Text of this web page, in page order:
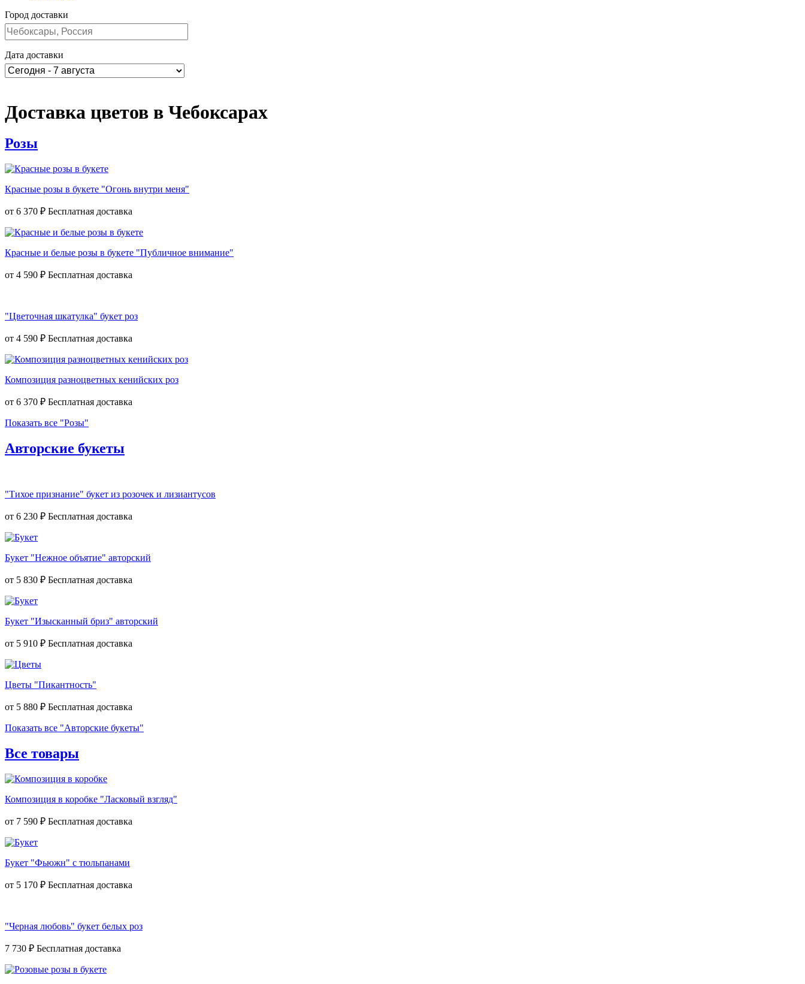
Город доставки
Дата доставки
Доставка цветов в Чебоксарах
Розы
Красные розы в букете "Огонь внутри меня"
от 6 370 ₽
Красные и белые розы в букете "Публичное внимание"
от 4 590 ₽
"Цветочная шкатулка" букет роз
от 4 590 ₽
Композиция разноцветных кенийских роз
от 6 370 ₽
Показать все "Розы"
Авторские букеты
"Тихое признание" букет из розочек и лизиантусов
от 6 230 ₽
Букет "Нежное объятие" авторский
от 5 830 ₽
Букет "Изысканный бриз" авторский
от 5 910 ₽
Цветы "Пикантность"
от 5 880 ₽
Показать все "Авторские букеты"
Все товары
Композиция в коробке "Ласковый взгляд"
от 7 590 ₽
Букет "Фьюжн" с тюльпанами
от 5 170 ₽
"Черная любовь" букет белых роз
7 730 ₽